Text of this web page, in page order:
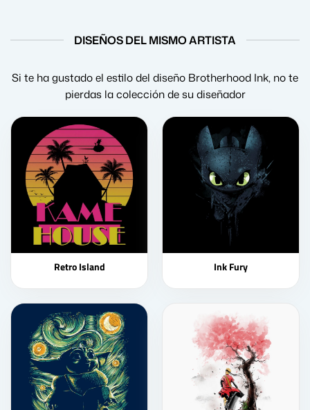
DISEÑOS DEL MISMO ARTISTA
Si te ha gustado el estilo del diseño Brotherhood Ink, no te
pierdas la colección de su diseñador
Retro Island Ink Fury